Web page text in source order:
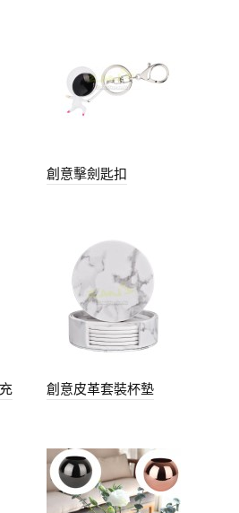
創意擊劍匙扣
創意皮革套裝杯墊